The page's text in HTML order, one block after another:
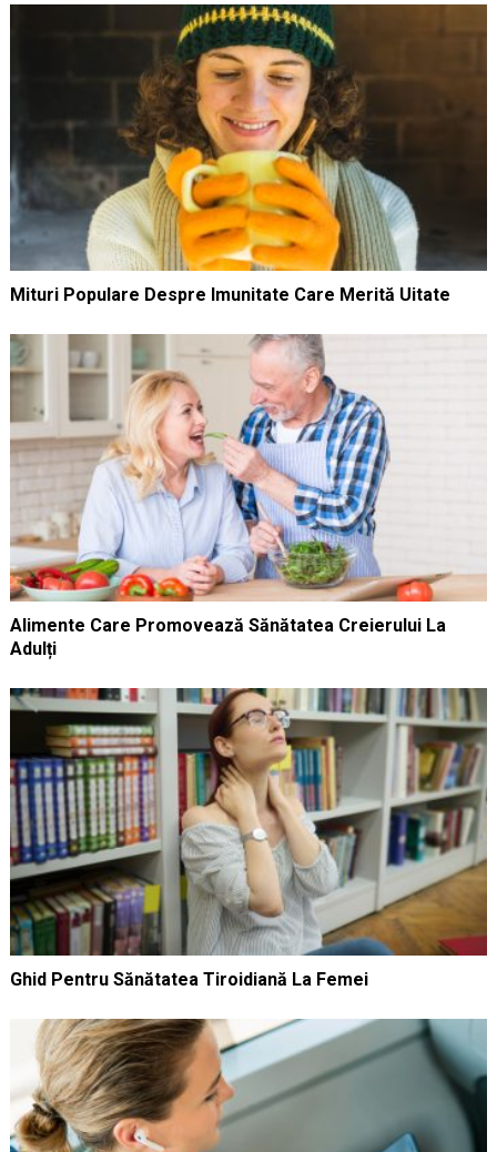
Mituri Populare Despre Imunitate Care Merită Uitate
Alimente Care Promovează Sănătatea Creierului La
Adulți
Ghid Pentru Sănătatea Tiroidiană La Femei